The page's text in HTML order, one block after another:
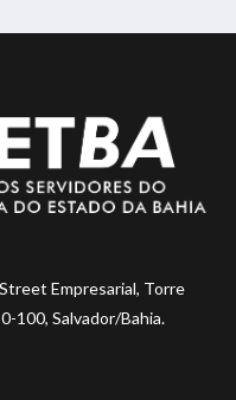
Street Empresarial, Torre
100, Salvador/Bahia.